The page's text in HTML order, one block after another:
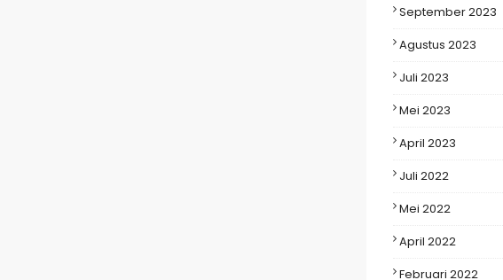
September 2023
Agustus 2023
Juli 2023
Mei 2023
April 2023
Juli 2022
Mei 2022
April 2022
Februari 2022